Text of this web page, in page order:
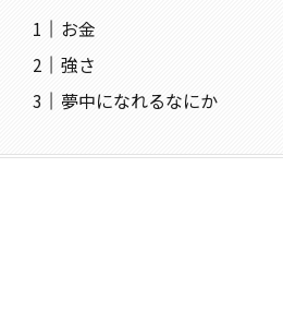
お金
強さ
夢中になれるなにか